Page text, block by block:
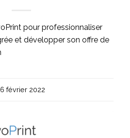
pour professionnaliser
et développer son offre de
février 2022